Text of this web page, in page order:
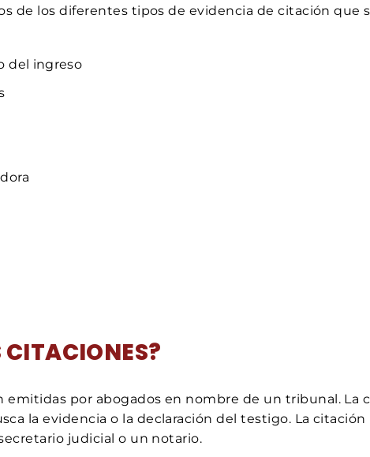
de los diferentes tipos de evidencia de citación que
del ingreso
CITACIONES?
emitidas por abogados en nombre de un tribunal. La
la evidencia o la declaración del testigo. La citación
judicial o un notario.